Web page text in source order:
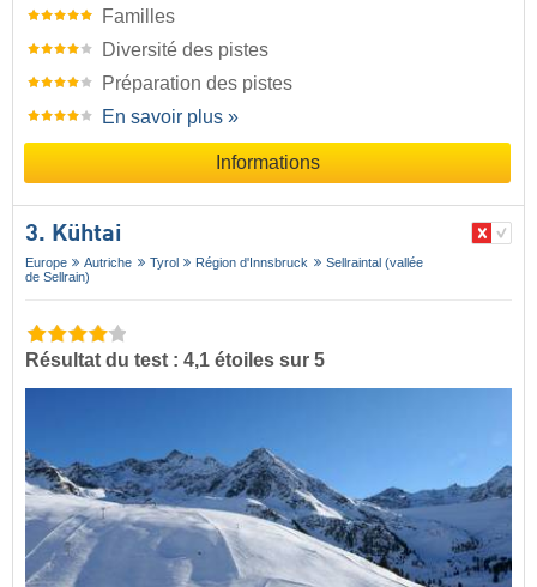
Familles
Diversité des pistes
Préparation des pistes
En savoir plus »
Informations
3. Kühtai
Europe Autriche Tyrol Région d'Innsbruck
Sellraintal (vallée
de Sellrain)
Résultat du test : 4,1 étoiles sur 5